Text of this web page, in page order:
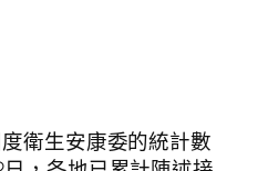
衛生安康委的統計數